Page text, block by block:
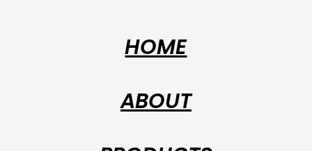
HOME
ABOUT